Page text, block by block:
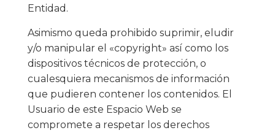
Entidad.
Asimismo queda prohibido suprimir, eludir
y/o manipular el «copyright» así como los
dispositivos técnicos de protección, o
cualesquiera mecanismos de información
que pudieren contener los contenidos. El
Usuario de este Espacio Web se
compromete a respetar los derechos